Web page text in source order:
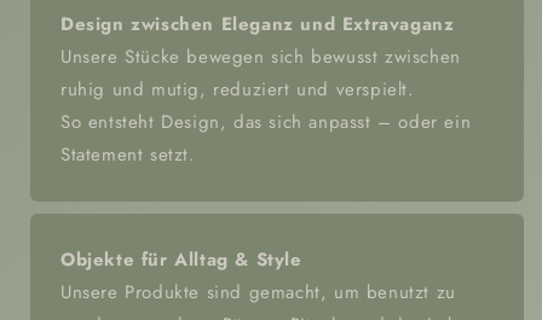
Design zwischen Eleganz und Extravaganz
Unsere Stücke bewegen sich bewusst zwischen
ruhig und mutig, reduziert und verspielt.
So entsteht Design, das sich anpasst – oder ein
Statement setzt.
Objekte für Alltag & Style
Unsere Produkte sind gemacht, um benutzt zu